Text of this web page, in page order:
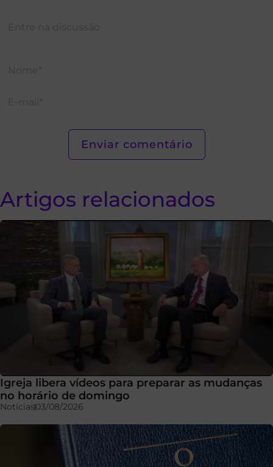
Artigos relacionados
Igreja libera vídeos para preparar as mudanças
no horário de domingo
Notícias03/08/2026